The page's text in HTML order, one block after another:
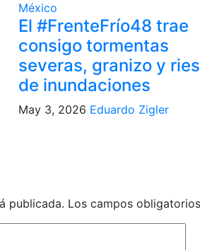
México
El #FrenteFrío48 trae
consigo tormentas
severas, granizo y
de inundaciones
May 3, 2026 Eduardo Zigler
publicada. Los campos